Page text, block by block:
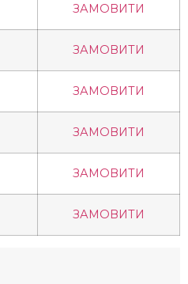
ЗАМОВИТИ
ЗАМОВИТИ
ЗАМОВИТИ
ЗАМОВИТИ
ЗАМОВИТИ
ЗАМОВИТИ